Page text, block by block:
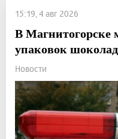
15:19, 4 авг 2026
В Магнитогорске
упаковок
Новости